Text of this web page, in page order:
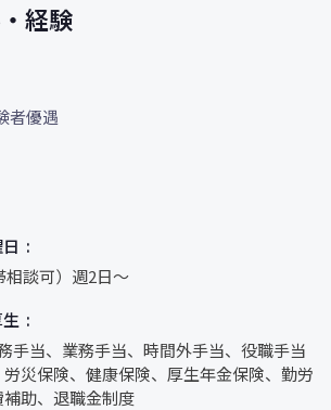
経験
者優遇
相談可）週2日～
手当、業務手当、時間外手当、役職手当
災保険、健康保険、厚生年金保険、勤労
助、退職金制度